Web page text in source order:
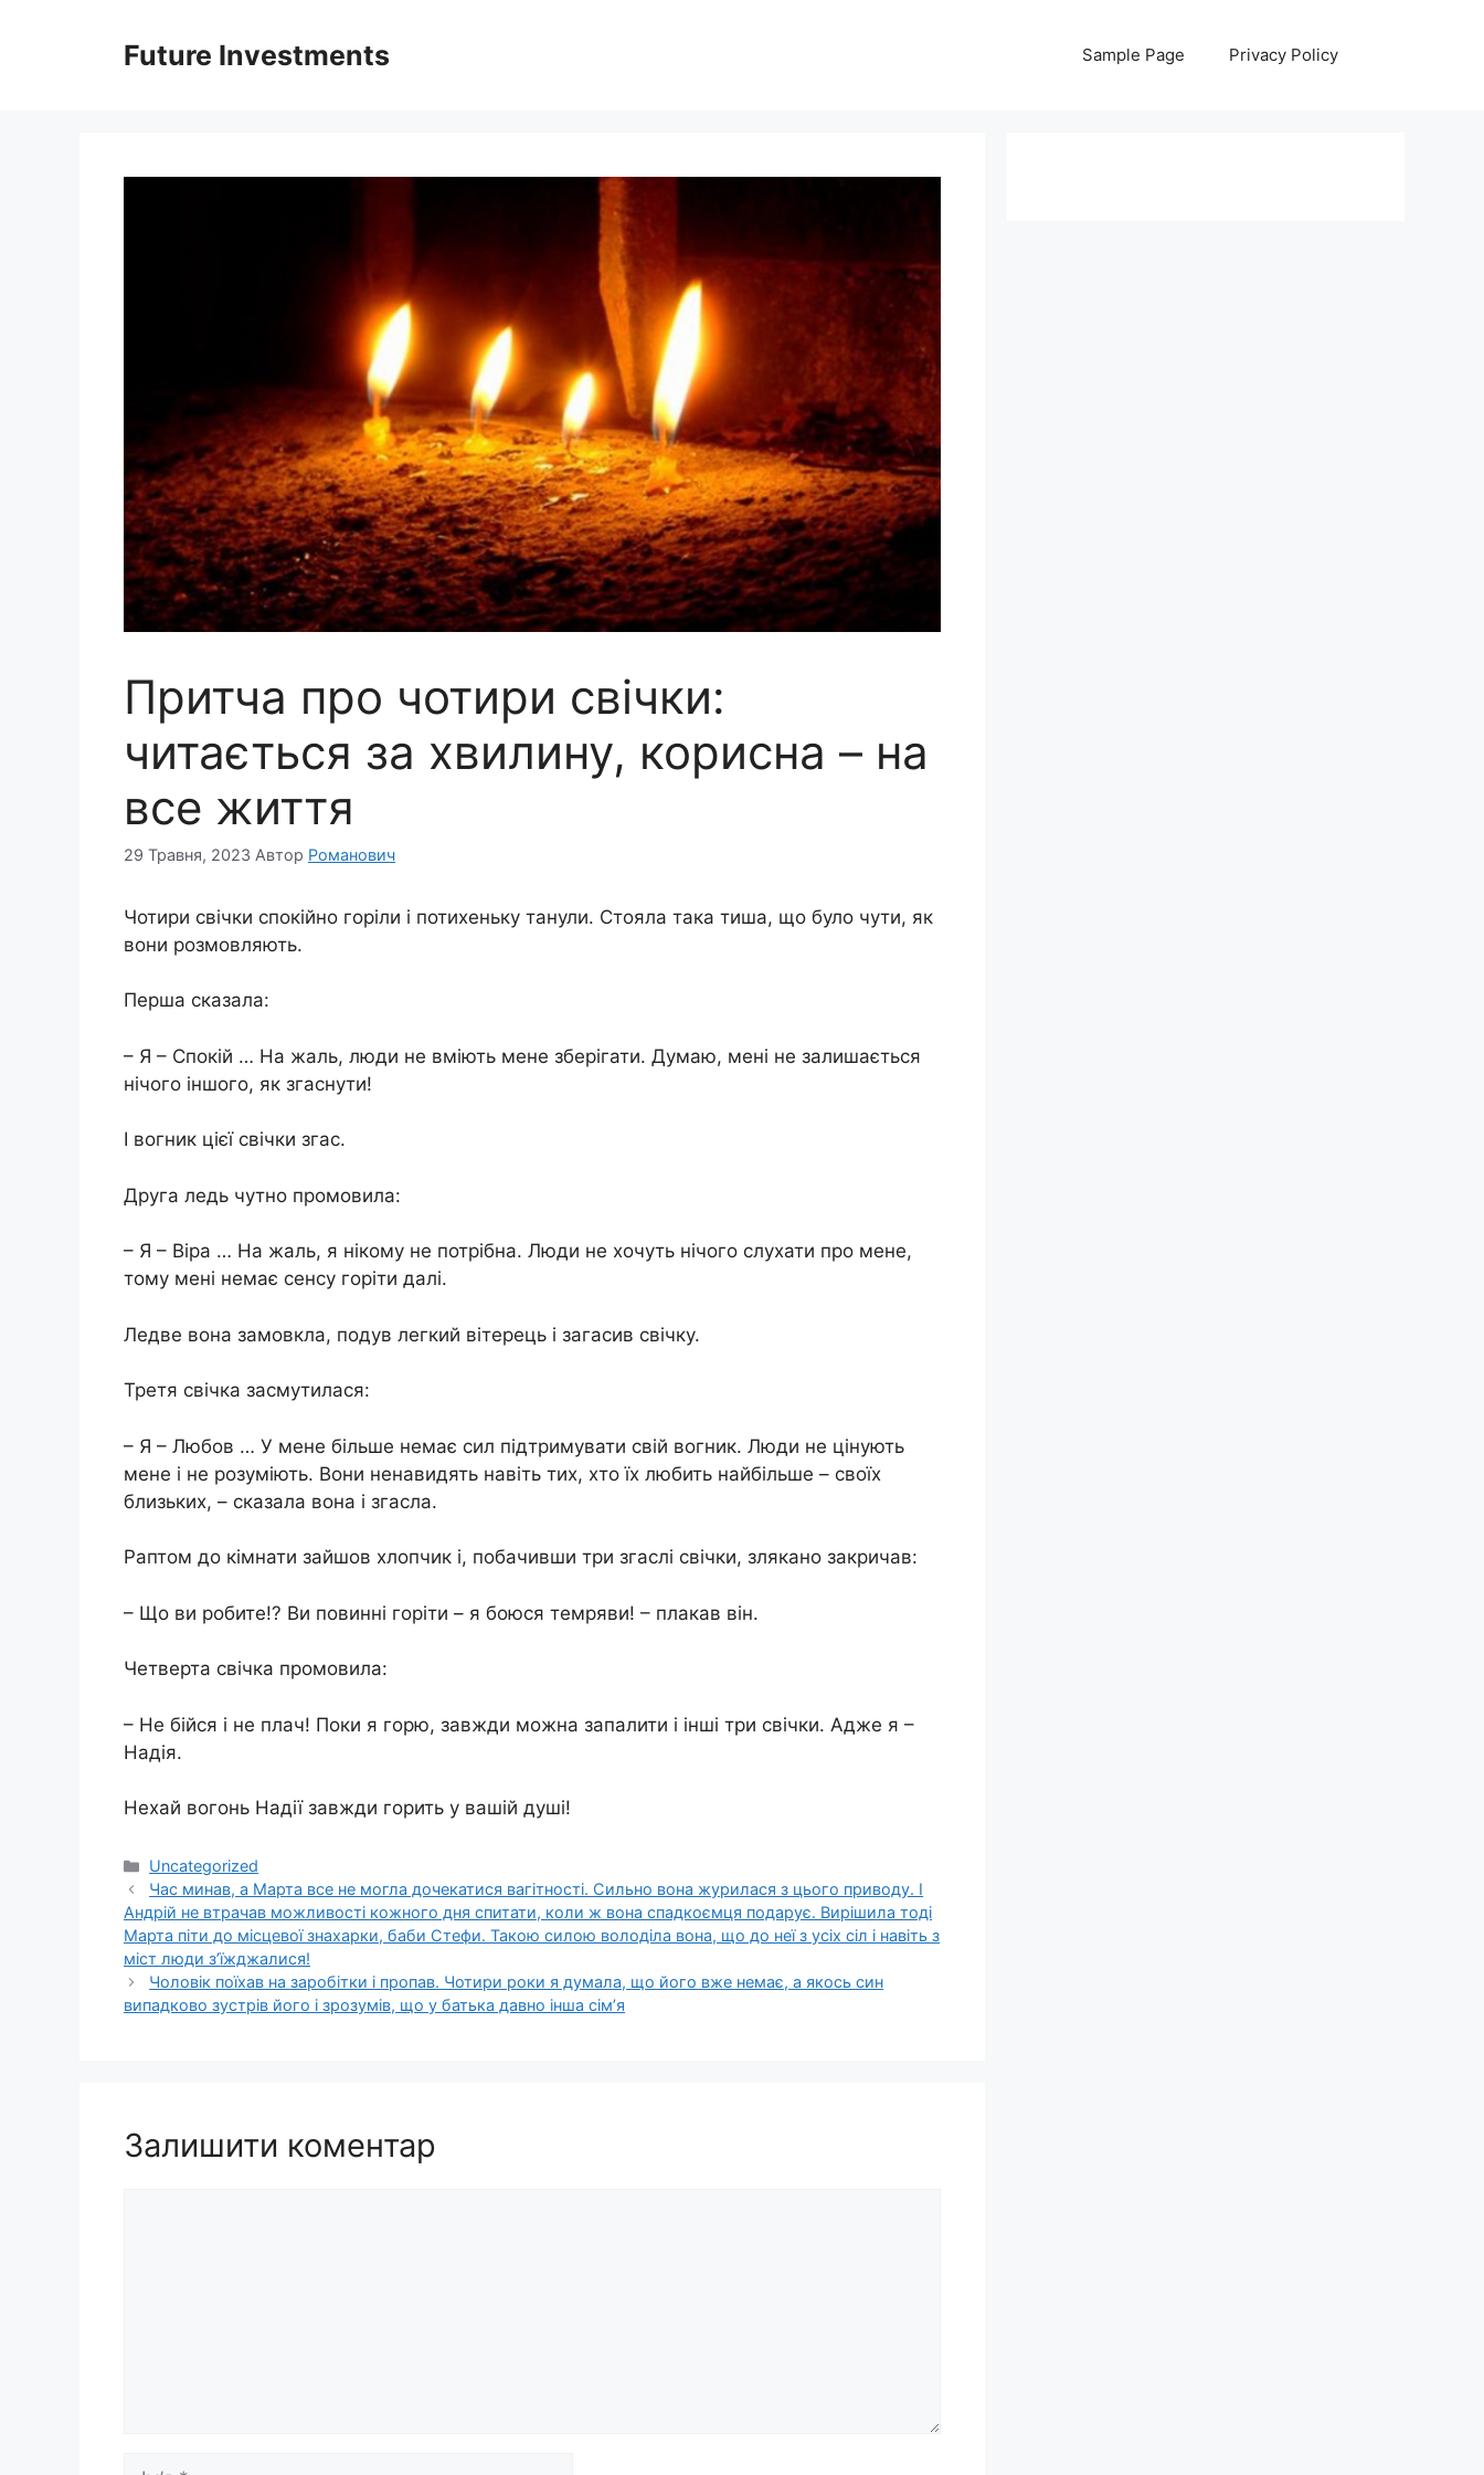
Future Investments Sample Page Privacy Policy
Притча про чотири свічки:
читається за хвилину, корисна – на
все життя
29 Травня, 2023 Автор Романович
Чотири свічки спокійно горіли і потихеньку танули. Стояла така тиша, що було чути, як
вони розмовляють.
Перша сказала:
– Я – Спокій … На жаль, люди не вміють мене зберігати. Думаю, мені не залишається
нічого іншого, як згаснути!
І вогник цієї свічки згас.
Друга ледь чутно промовила:
– Я – Віра … На жаль, я нікому не потрібна. Люди не хочуть нічого слухати про мене,
тому мені немає сенсу горіти далі.
Ледве вона замовкла, подув легкий вітерець і загасив свічку.
Третя свічка засмутилася:
– Я – Любов … У мене більше немає сил підтримувати свій вогник. Люди не цінують
мене і не розуміють. Вони ненавидять навіть тих, хто їх любить найбільше – своїх
близьких, – сказала вона і згасла.
Раптом до кімнати зайшов хлопчик і, побачивши три згаслі свічки, злякано закричав:
– Що ви робите!? Ви повинні горіти – я боюся темряви! – плакав він.
Четверта свічка промовила:
– Не бійся і не плач! Поки я горю, завжди можна запалити і інші три свічки. Адже я –
Надія.
Нехай вогонь Надії завжди горить у вашій душі!
Категорії
Uncategorized
Час минав, а Марта все не могла дочекатися вагітності. Сильно вона журилася з цього приводу. І
Андрій не втрачав можливості кожного дня спитати, коли ж вона спадкоємця подарує. Вирішила тоді
Марта піти до місцевої знахарки, баби Стефи. Такою силою володіла вона, що до неї з усіх сіл і навіть з
міст люди з’їжджалися!
Чоловік поїхав на заробітки і пропав. Чотири роки я думала, що його вже немає, а якось син
випадково зустрів його і зрозумів, що у батька давно інша сім’я
Залишити коментар
Ім’я